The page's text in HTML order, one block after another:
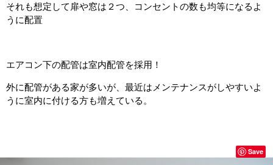
それも想定して扉や窓は２つ、コンセントの数も均等になるよ
うに配置
エアコン下の配管は室内配管を採用！
外に配管がある家が多いが、最近はメンテナンスがしやすいよ
うに室内に付ける方も増えている。
Save